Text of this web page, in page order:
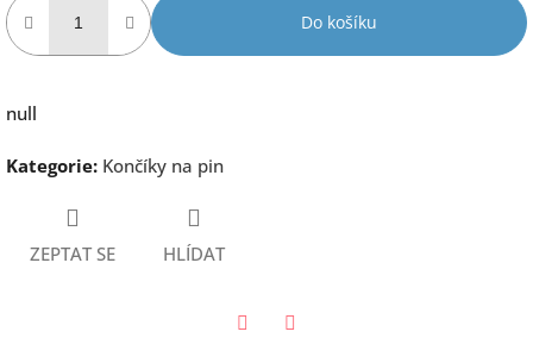
Do košíku
null
Kategorie: Končíky na pin
ZEPTAT SE HLÍDAT